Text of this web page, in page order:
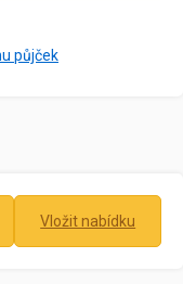
půjček
Vložit nabídku